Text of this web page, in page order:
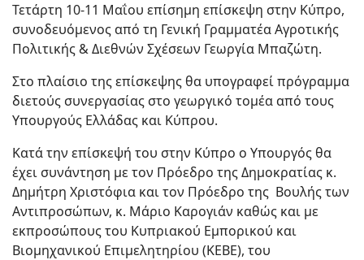
Τετάρτη 10-11 Μαΐου επίσημη επίσκεψη στην Κύπρο,
συνοδευόμενος από τη Γενική Γραμματέα Αγροτικής
Πολιτικής & Διεθνών Σχέσεων Γεωργία Μπαζώτη.
Στο πλαίσιο της επίσκεψης θα υπογραφεί πρόγραμμα
διετούς συνεργασίας στο γεωργικό τομέα από τους
Υπουργούς Ελλάδας και Κύπρου.
Κατά την επίσκεψή του στην Κύπρο ο Υπουργός θα
έχει συνάντηση με τον Πρόεδρο της Δημοκρατίας κ.
Δημήτρη Χριστόφια και τον Πρόεδρο της Βουλής των
Αντιπροσώπων, κ. Μάριο Καρογιάν καθώς και με
εκπροσώπους του Κυπριακού Εμπορικού και
Βιομηχανικού Επιμελητηρίου (ΚΕΒΕ), του